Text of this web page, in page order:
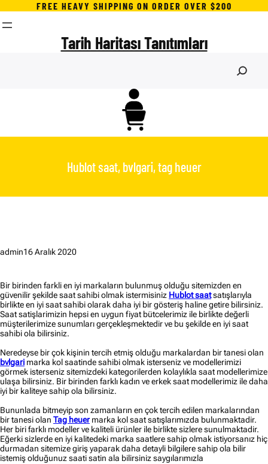
geç
FREE HEAVY SHIPPING ON ORDER OVER $200
Tarih Haritası Tanıtımları
Hublot saat, bvlgari, tag heuer
admin16 Aralık 2020
Bir birinden farkli en iyi markaların bulunmuş olduğu sitemizden en
güvenilir şekilde saat sahibi olmak istermisiniz Hublot saatsatışlarıyla
birlikte en iyi saat sahibi olarak daha iyi bir gösteriş haline getire bilirsiniz.
Saat satişlarimizin hepsi en uygun fiyat bütcelerimiz ile birlikte değerli
müşterilerimize sunumları gerçekleşmektedir ve bu şekilde en iyi saat
sahibi ola bilirsiniz.
Neredeyse bir çok kişinin tercih etmiş olduğu markalardan bir tanesi olan
bvlgari marka kol saatinde sahibi olmak isterseniz ve modellerimizi
görmek isterseniz sitemizdeki kategorilerden kolaylıkla saat modellerimize
ulaşa bilirsiniz. Bir birinden farklı kadın ve erkek saat modellerimiz ile daha
iyi bir kaliteye sahip ola bilirsiniz.
Bununlada bitmeyip son zamanların en çok tercih edilen markalarından
bir tanesi olan Tag heuermarka kol saat satışlarımızda bulunmaktadir.
Her biri farklı modeller ve kaliteli ürünler ile birlikte sizlere sunulmaktadir.
Eğerki sizlerde en iyi kalitedeki marka saatlere sahip olmak istiyorsanız hiç
durmadan sitemize giriş yaparak daha detayli bilgilere sahip ola bilir
istemiş olduğunuz saati satin ala bilirsiniz saygılarımızla